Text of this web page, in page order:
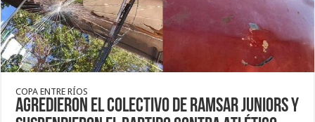
COPA ENTRE RÍOS
Agredieron el colectivo de Ramsar Juniors y